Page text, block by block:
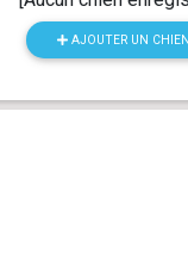
AJOUTER UN